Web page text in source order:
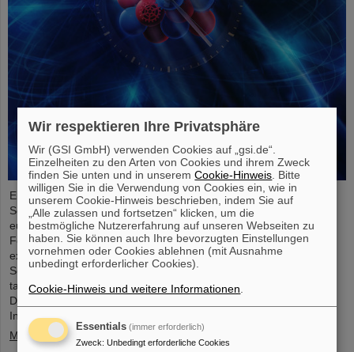
Einem internationalen Forschungsteam ist ein entscheidender
Schritt zu einer neuen Generation von Atomuhren gelungen. Am
europäischen Röntgenlaser European XFEL haben die
Forschenden auf Basis des Elements Scandium einen wesentlich
exakteren Taktgeber erzeugt, der eine Genauigkeit von einer
Sekunde in 300 Milliarden Jahren ermöglicht – das ist rund
tausendmal präziser als die Standard-Atomuhr auf Cäsium-Basis.
Das Team, zu dem auch Wissenschaftler*innen des Helmholtz-
Instituts Jena, ....
Mehr »
Wir respektieren Ihre Privatsphäre
Wir (GSI GmbH) verwenden Cookies auf „gsi.de“.
Einzelheiten zu den Arten von Cookies und ihrem Zweck
finden Sie unten und in unseremCookie-Hinweis . Bitte
willigen Sie in die Verwendung von Cookies ein, wie in
unserem Cookie-Hinweis beschrieben, indem Sie auf
„Alle zulassen und fortsetzen“ klicken, um die
bestmögliche Nutzererfahrung auf unseren Webseiten zu
haben. Sie können auch Ihre bevorzugten Einstellungen
vornehmen oder Cookies ablehnen (mit Ausnahme
unbedingt erforderlicher Cookies).
Cookie-Hinweis und weitere Informationen
Essentials (immer erforderlich)
Zweck: Unbedingt erforderliche Cookies